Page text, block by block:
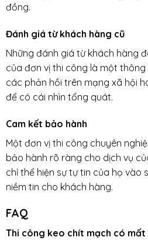
đồng.
Đánh giá từ khách hàng cũ
Những đánh giá từ khách hàng
của đơn vị thi công là một thông
các phản hồi trên mạng xã hội
để có cái nhìn tổng quát.
Cam kết bảo hành
Một đơn vị thi công chuyên
bảo hành rõ ràng cho dịch vụ
chỉ thể hiện sự tự tin của họ vào
niềm tin cho khách hàng.
FAQ
Thi công keo chít mạch có mất